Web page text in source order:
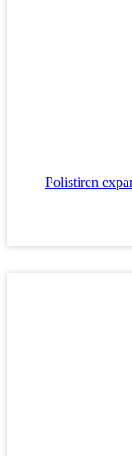
Polistiren